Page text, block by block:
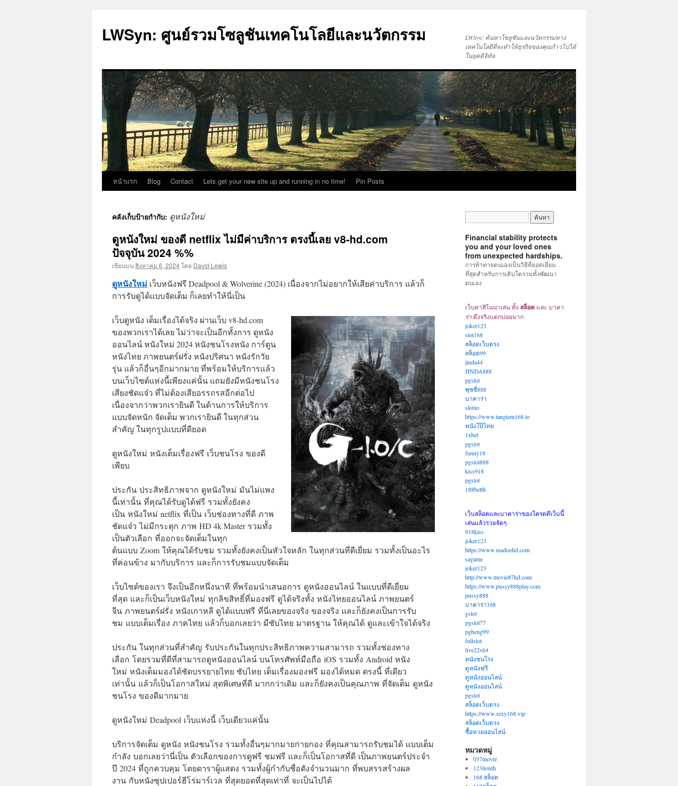
LWSyn: ศูนย์รวมโซลูชันเทคโนโลยีและนวัตกรรม
LWSyn: ค้นหาโซลูชันและนวัตกรรมทาง
เทคโนโลยีที่จะทำให้ธุรกิจของคุณก้าวไปได้
ในยุคดิจิทัล
ข้าม
ยัง
เนื้อหา
หน้าแรก Blog Contact Lets get your new site up and running in no time! Pin Posts
คลังเก็บป้ายกำกับ: ดูหนังใหม่
ดูหนังใหม่ ของดี netflix ไม่มีค่าบริการ ตรงนี้เลย v8-hd.com
ปัจจุบัน 2024 %%
เขียนบนสิงหาคม 6, 2024โดย David Lewis
ดูหนังใหม่ เว็บหนังฟรี Deadpool & Wolverine (2024) เนื่องจากไม่อยากให้เสียค่าบริการ แล้วก็
การรับดูได้แบบจัดเต็ม ก็เลยทำให้นี่เป็น
เว็บดูหนัง เต็มเรื่องได้จริง ผ่านเว็บ v8-hd.com
ของพวกเราได้เลย ไม่ว่าจะเป็นอีกทั้งการ ดูหนัง
ออนไลน์ หนังใหม่ 2024 หนังชนโรงหนัง การ์ตูน
หนังไทย ภาพยนตร์ฝรั่ง หนังปริศนา หนังรักวัย
รุ่น แล้วก็อื่นๆอีกมากมาย ที่พร้อมให้บริการแล้ว
บนเว็บไซต์แห่งนี้เพียงแค่นั้น แถมยังมีหนังชนโรง
เสียงชัดแจ๋ว ที่ไม่ต้องเสียอรรถรสอีกต่อไป
เนื่องจากว่าพวกเรายินดี ในด้านการให้บริการ
แบบจัดหนัก จัดเต็ม พวกเรายินดี ในทุกส่วน
สำคัญ ในทุกรูปแบบที่ดียอด
ดูหนังใหม่ หนังเต็มเรื่องฟรี เว็บชนโรง ของดี
เพียบ
ประกัน ประสิทธิภาพจาก ดูหนังใหม่ มันไม่แพง
นี้เท่านั้น ที่คุณได้รับดูได้ฟรี รวมทั้งยังคง
เป็น หนังใหม่ netflix ที่เป็น เว็บช่องทางที่ดี ภาพ
ชัดแจ๋ว ไม่มีกระตุก ภาพ HD 4k Master รวมทั้ง
เป็นตัวเลือก ที่ออกจะจัดเต็มในทุก
ต้นแบบ Zoom ให้คุณได้รับชม รวมทั้งยังคงเป็นหัวใจหลัก ในทุกส่วนที่ดีเยี่ยม รวมทั้งเป็นอะไร
ที่ค่อนข้าง มากับบริการ และก็การรับชมแบบจัดเต็ม
เว็บไซต์ของเรา จึงเป็นอีกหนึ่งนาที ที่พร้อมนำเสนอการ ดูหนังออนไลน์ ในแบบที่ดีเยี่ยม
ที่สุด และก็เป็นเว็บหนังใหม่ ทุกลิขสิทธิ์ที่มองฟรี ดูได้จริงทั้ง หนังไทยออนไลน์ ภาพยนตร์
จีน ภาพยนตร์ฝรั่ง หนังเกาหลี ดูได้แบบฟรี ที่นี่เลยของจริง ของจริง และก็ยังคงเป็นการรับ
ชม แบบเต็มเรื่อง ภาคไทย แล้วก็บอกเลยว่า มีซับไทย มาตรฐาน ให้คุณได้ ดูและเข้าใจได้จริง
ประกัน ในทุกส่วนที่สำคัญ รับประกันในทุกประสิทธิภาพความสามารถ รวมทั้งช่องทาง
เลือก โดยรวมที่ดีที่สามารถดูหนังออนไลน์ บนโทรศัพท์มือถือ iOS รวมทั้ง Android หนัง
ใหม่ หนังเต็มมองได้ชัดบรรยายไทย ซับไทย เต็มเรื่องมองฟรี มองได้หมด ตรงนี้ ที่เดียว
เท่านั้น แล้วก็เป็นโอกาสใหม่ สุดพิเศษที่ดี มากกว่าเดิม และก็ยังคงเป็นคุณภาพ ที่จัดเต็ม ดูหนัง
ชนโรง ของดีมากมาย
ดูหนังใหม่ Deadpool เว็บแห่งนี้ เว็บเดียวแค่นั้น
บริการจัดเต็ม ดูหนัง หนังชนโรง รวมทั้งอื่นๆมากมายก่ายกอง ที่คุณสามารถรับชมได้ แบบเต็ม
กำลัง บอกเลยว่านี่เป็น ตัวเลือกของการดูฟรี ชมฟรี และก็เป็นโอกาสที่ดี เป็นภาพยนตร์ประจำ
ปี 2024 ที่ถูกควบคุม โดยดาราผู้แสดง รวมทั้งผู้กำกับชื่อดังจำนวนมาก ที่พบสรรสร้างผล
งาน กับหนังซุปเปอร์ฮีโร่มาร์เวล ที่สุดยอดที่สุดเท่าที่ จะเป็นไปได้
Financial stability protects
you and your loved ones
from unexpected hardships.
การท้าทายตนเองเป็นวิธีที่ยอดเยี่ยม
ที่สุดสำหรับการเติบโตรวมทั้งพัฒนา
ตนเอง
เว็บคาสิโนน่าเล่น ทั้ง สล็อต และ บาคา
ร่า ตึงจริงแตกบ่อยมาก
joker123
slot168
สล็อตเว็บตรง
สล็อต99
jinda44
JINDA888
pgslot
พุซซี่888
บาคาร่า
slotxo
https://www.tangtem168.io
หนังโป๊ไทย
1xbet
pgslot
funny18
pgslot888
kiss918
pgslot
188betth
เว็บสล็อตและบาคาร่าของโครตดีเว็บนี้
เล่นแล้วรวยจัดๆ
918kiss
joker123
https://www.madoohd.com
sagame
joker123
http://www.movie87hd.com
https://www.pussy888play.com
pussy888
บาคาร่า168
gslot
pgslot77
pgheng99
fullslot
live22slot
หนังชนโรง
ดูหนังฟรี
ดูหนังออนไลน์
ดูหนังออนไลน์
pgslot
สล็อตเว็บตรง
https://www.sexy168.vip
สล็อตเว็บตรง
ซื้อหวยออนไลน์
หมวดหมู่
037movie
123lionth
168 สล็อต